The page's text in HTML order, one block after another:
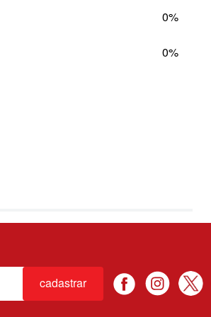
0%
0%
cadastrar